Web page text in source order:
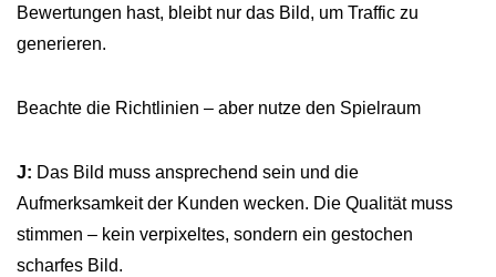
Bewertungen hast, bleibt nur das Bild, um Traffic zu
generieren.
Beachte die Richtlinien – aber nutze den Spielraum
J: Das Bild muss ansprechend sein und die
Aufmerksamkeit der Kunden wecken. Die Qualität muss
stimmen – kein verpixeltes, sondern ein gestochen
scharfes Bild.